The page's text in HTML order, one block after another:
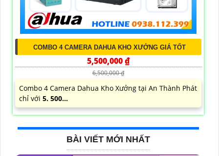
COMBO 4 CAMERA DAHUA KHO XƯỞNG GIÁ TỐT
5,500,000 ₫
6,500,000 ₫
Combo 4 Camera Dahua Kho Xưởng tại An Thành Phát
chỉ với 5. 500...
BÀI VIẾT MỚI NHẤT